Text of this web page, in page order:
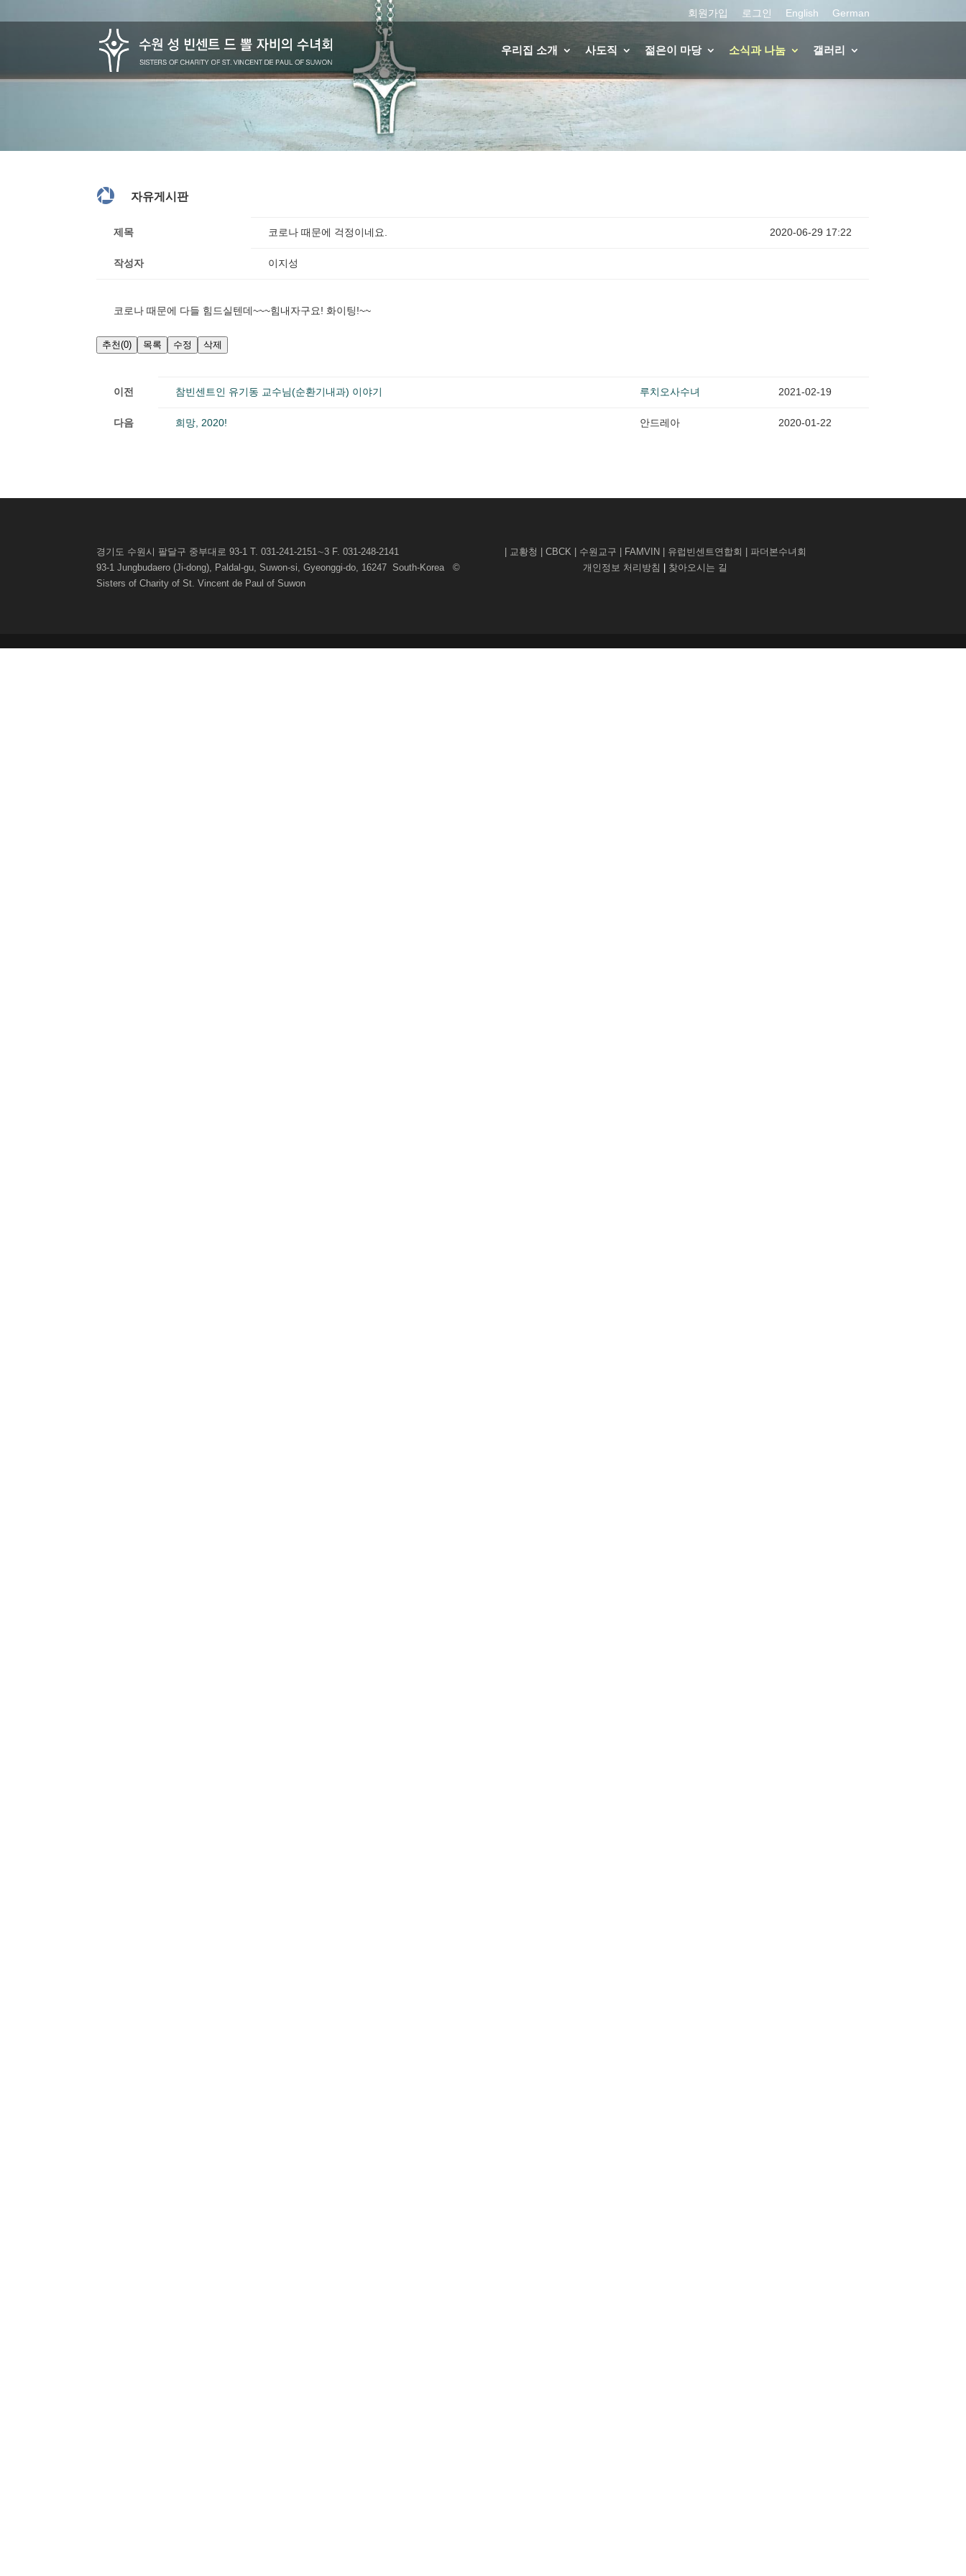
회원가입 로그인 English German
우리집 소개 사도직 젊은이 마당 소식과 나눔 갤러리
 자유게시판
제목 코로나 때문에 걱정이네요. 2020-06-29 17:22
작성자 이지성
코로나 때문에 다들 힘드실텐데~~~힘내자구요! 화이팅!~~
추천(0) 목록 수정 삭제
이전 참빈센트인 유기동 교수님(순환기내과) 이야기 루치오사수녀 2021-02-19
다음 희망, 2020! 안드레아 2020-01-22
경기도 수원시 팔달구 중부대로 93-1 T. 031-241-2151∼3 F. 031-248-2141
93-1 Jungbudaero (Ji-dong), Paldal-gu, Suwon-si, Gyeonggi-do, 16247 South-Korea ©
Sisters of Charity of St. Vincent de Paul ofSuwon
교황청 CBCK| 수원교구 FAMVIN 유럽빈센트연합회
파더본수녀회
개인정보 처리방침
찾아오시는 길